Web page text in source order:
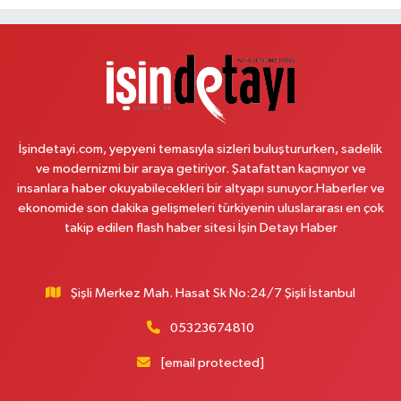
Lotuslar Binası
Yol Tarifi Al
Çemberlitaş Eczanesi
Binbirdirek Mahallesi Peykane Caddesi 25 A
0 (212) 590 90 09 Yol Tarifi Al
Naciye Eczanesi
Esentepe Mahallesi 2388. Sokak 8 A 38 NOLU ASM YANI - ESENTEPE
MERKEZ CAMİNİN ORDAKİ GÜVEN KASABIN KARŞI SOKAĞINDA
Mehmet Nesih Özmen Mahallesi Zeki Sokak No:28 A MEVLANA FIRININ
İşindetayi.com, yepyeni temasıyla sizleri buluştururken, sadelik
ve modernizmi bir araya getiriyor. Şatafattan kaçınıyor ve
insanlara haber okuyabilecekleri bir altyapı sunuyor.Haberler ve
ekonomide son dakika gelişmeleri türkiyenin uluslararası en çok
takip edilen flash haber sitesi İşin Detayı Haber
Şişli Merkez Mah. Hasat Sk No:24/7 Şişli İstanbul
05323674810
[email protected]